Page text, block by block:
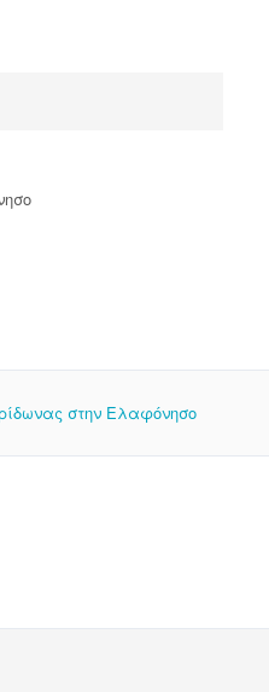
στην Ελαφόνησο